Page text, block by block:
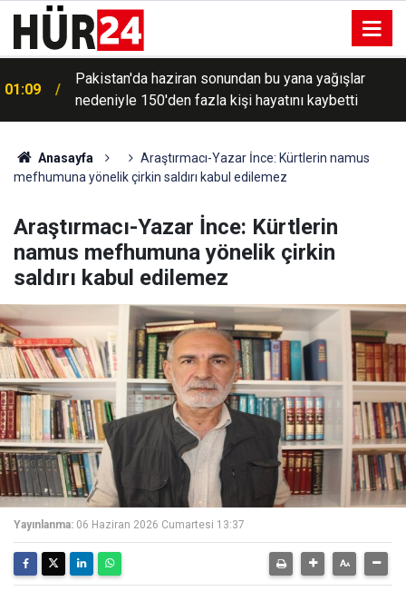
00:49
Hürmüz'den geçişlerin ücreti, sefer hacmine bağlı
olacak
Anasayfa
Araştırmacı-Yazar İnce: Kürtlerin namus
mefhumuna yönelik çirkin saldırı kabul edilemez
Araştırmacı-Yazar İnce: Kürtlerin
namus mefhumuna yönelik çirkin
saldırı kabul edilemez
Yayınlanma: 06 Haziran 2026 Cumartesi 13:37